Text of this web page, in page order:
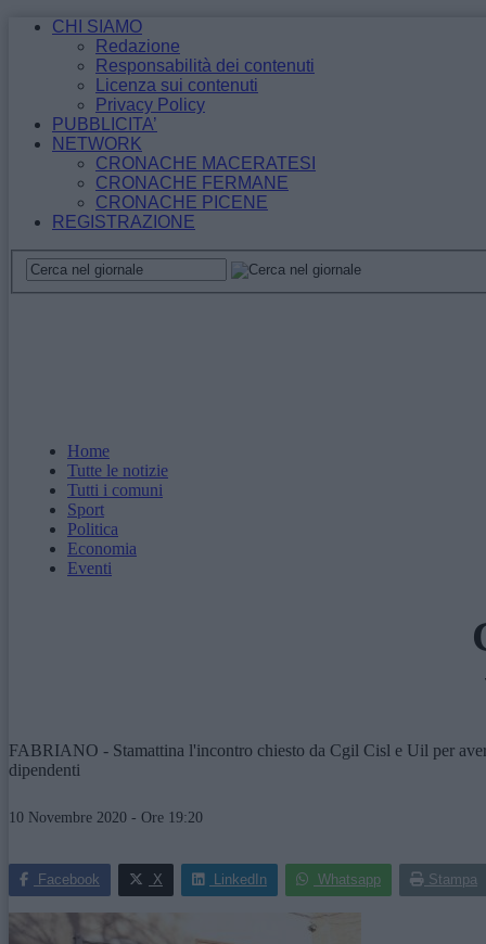
CHI SIAMO
Redazione
Responsabilità dei contenuti
Licenza sui contenuti
Privacy Policy
PUBBLICITA’
NETWORK
CRONACHE MACERATESI
CRONACHE FERMANE
CRONACHE PICENE
REGISTRAZIONE
Home
Tutte le notizie
Tutti i comuni
Sport
Politica
Economia
Eventi
FABRIANO - Stamattina l'incontro chiesto da Cgil Cisl e Uil per
dipendenti
10 Novembre 2020 - Ore 19:20
Facebook X LinkedIn Whatsapp Stampa